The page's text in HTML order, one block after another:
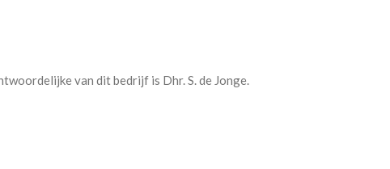
van dit bedrijf is Dhr. S. de Jonge.